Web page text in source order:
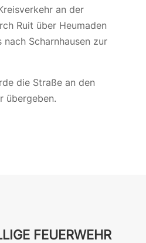
an der
Ruit über Heumaden
Scharnhausen zur
die Straße an den
übergeben.
FEUERWEHR